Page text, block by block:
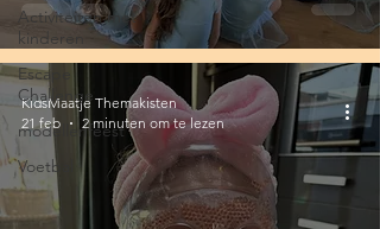
Activiteiten met
kinderen
Escape
Challenge
modellenfeest
Voetbal
KidsMaatje Themakisten
21 feb
2 minuten om te lezen